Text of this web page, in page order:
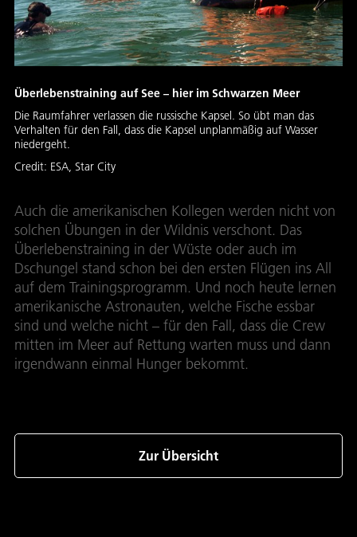
Überlebenstraining auf See – hier im Schwarzen Meer
Die Raumfahrer verlassen die russische Kapsel. So übt man das
Verhalten für den Fall, dass die Kapsel unplanmäßig auf Wasser
niedergeht.
Credit: ESA, Star City
Auch die amerikanischen Kollegen werden nicht von
solchen Übungen in der Wildnis verschont. Das
Überlebenstraining in der Wüste oder auch im
Dschungel stand schon bei den ersten Flügen ins All
auf dem Trainingsprogramm. Und noch heute lernen
amerikanische Astronauten, welche Fische essbar
sind und welche nicht – für den Fall, dass die Crew
mitten im Meer auf Rettung warten muss und dann
irgendwann einmal Hunger bekommt.
Zur Übersicht